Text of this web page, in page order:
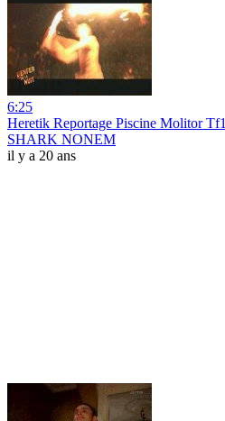
6:25
Heretik Reportage Piscine Molitor Tf1
SHARK NONEM
il y a 20 ans